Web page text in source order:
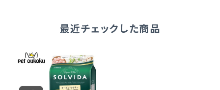
最近チェックした商品